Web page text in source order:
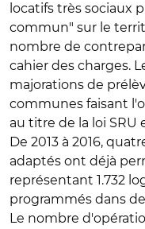
locatifs très sociaux
commun" sur le
nombre de
cahier des charges.
majorations de
communes faisant
au titre de la loi SRU
De 2013 à 2016,
adaptés ont déjà
représentant 1.732
programmés dans
Le nombre